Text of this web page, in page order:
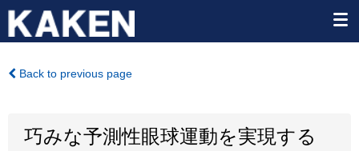
Back to previous page
巧みな予測性眼球運動を実現する